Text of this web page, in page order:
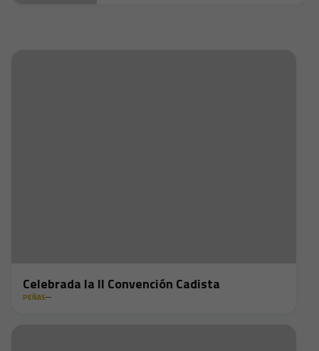
Celebrada la II Convención Cadista
PEÑAS